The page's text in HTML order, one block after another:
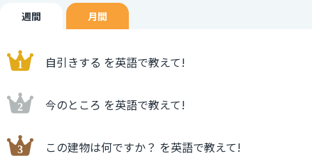
週間 月間
自引きする を英語で教えて!
今のところ を英語で教えて!
この建物は何ですか？ を英語で教えて!